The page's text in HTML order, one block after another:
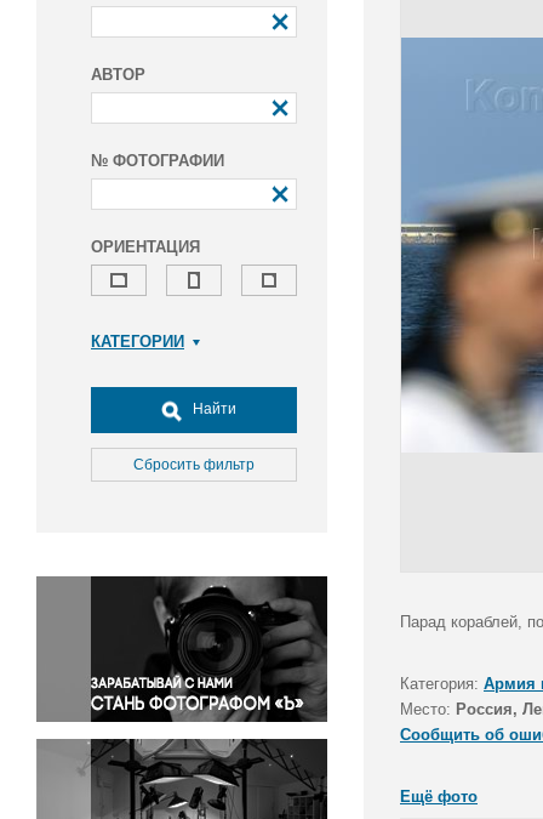
АВТОР
№ ФОТОГРАФИИ
ОРИЕНТАЦИЯ
КАТЕГОРИИ
Досуг, туризм и отдых
Культура
Медицина
Окружающая среда
Политика
Правосудие
Происшествия и конфликты
Религия
Светская жизнь
Спорт
Экология
Найти
Сбросить фильтр
Парад кораблей,
Категория: Армия
Место: Россия,
Сообщить об
Ещё фото